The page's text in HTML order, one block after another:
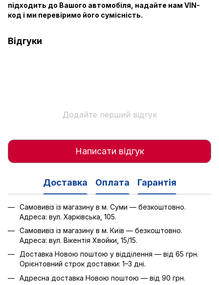
підходить до Вашого автомобіля, надайте нам VIN-
код і ми перевіримо його сумісність.
Відгуки
Додайте перший відгук
Написати відгук
Доставка Оплата Гарантія
Самовивіз із магазину в м. Суми — безкоштовно.
Адреса: вул. Харківська, 105.
Самовивіз із магазину в м. Київ — безкоштовно.
Адреса: вул. Вікентія Хвойки, 15/15.
Доставка Новою поштою у відділення — від 65 грн.
Орієнтовний строк доставки: 1–3 дні.
Адресна доставка Новою поштою — від 90 грн.